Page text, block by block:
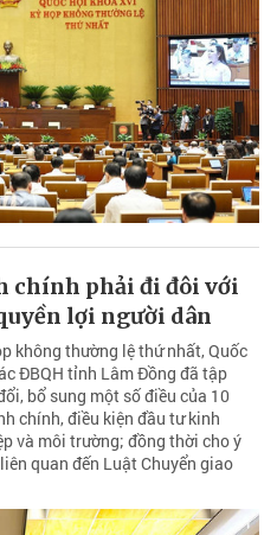
chính phải đi đôi với
lợi người dân
không thường lệ thứ nhất, Quốc
ĐBQH tỉnh Lâm Đồng đã tập
bổ sung một số điều của 10
chính, điều kiện đầu tư kinh
và môi trường; đồng thời cho ý
quan đến Luật Chuyển giao